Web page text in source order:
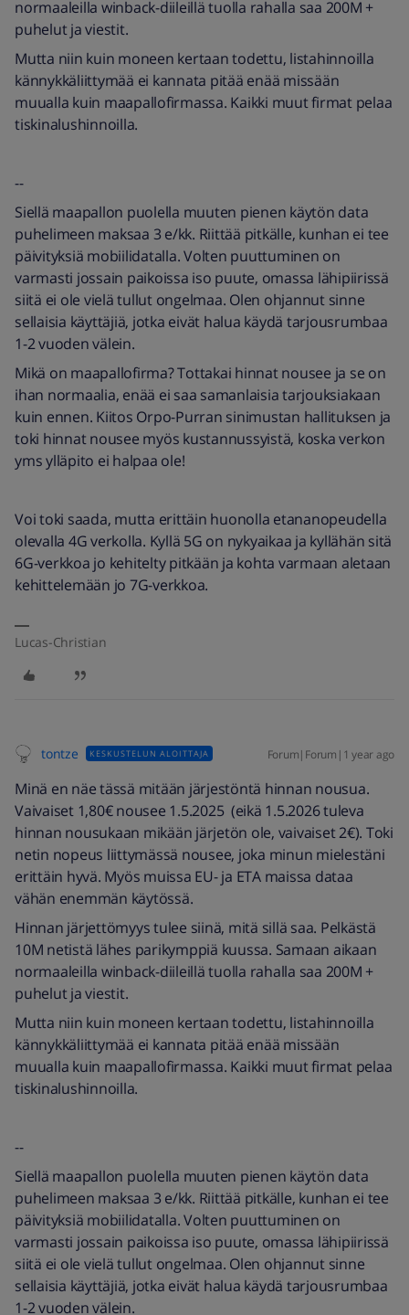
normaaleilla winback-diileillä tuolla rahalla saa 200M +
puhelut ja viestit.
Mutta niin kuin moneen kertaan todettu, listahinnoilla
kännykkäliittymää ei kannata pitää enää missään
muualla kuin maapallofirmassa. Kaikki muut firmat pelaa
tiskinalushinnoilla.
--
Siellä maapallon puolella muuten pienen käytön data
puhelimeen maksaa 3 e/kk. Riittää pitkälle, kunhan ei tee
päivityksiä mobiilidatalla. Volten puuttuminen on
varmasti jossain paikoissa iso puute, omassa lähipiirissä
siitä ei ole vielä tullut ongelmaa. Olen ohjannut sinne
sellaisia käyttäjiä, jotka eivät halua käydä tarjousrumbaa
1-2 vuoden välein.
Mikä on maapallofirma? Tottakai hinnat nousee ja se on
ihan normaalia, enää ei saa samanlaisia tarjouksiakaan
kuin ennen. Kiitos Orpo-Purran sinimustan hallituksen ja
toki hinnat nousee myös kustannussyistä, koska verkon
yms ylläpito ei halpaa ole!
Voi toki saada, mutta erittäin huonolla etananopeudella
olevalla 4G verkolla. Kyllä 5G on nykyaikaa ja kyllähän sitä
6G-verkkoa jo kehitelty pitkään ja kohta varmaan aletaan
kehittelemään jo 7G-verkkoa.
Lucas-Christian
tontze KESKUSTELUN ALOITTAJA Forum|Forum|1 year ago
Minä en näe tässä mitään järjestöntä hinnan nousua.
Vaivaiset 1,80€ nousee 1.5.2025 (eikä 1.5.2026 tuleva
hinnan nousukaan mikään järjetön ole, vaivaiset 2€). Toki
netin nopeus liittymässä nousee, joka minun mielestäni
erittäin hyvä. Myös muissa EU- ja ETA maissa dataa
vähän enemmän käytössä.
Hinnan järjettömyys tulee siinä, mitä sillä saa. Pelkästä
10M netistä lähes parikymppiä kuussa. Samaan aikaan
normaaleilla winback-diileillä tuolla rahalla saa 200M +
puhelut ja viestit.
Mutta niin kuin moneen kertaan todettu, listahinnoilla
kännykkäliittymää ei kannata pitää enää missään
muualla kuin maapallofirmassa. Kaikki muut firmat pelaa
tiskinalushinnoilla.
--
Siellä maapallon puolella muuten pienen käytön data
puhelimeen maksaa 3 e/kk. Riittää pitkälle, kunhan ei tee
päivityksiä mobiilidatalla. Volten puuttuminen on
varmasti jossain paikoissa iso puute, omassa lähipiirissä
siitä ei ole vielä tullut ongelmaa. Olen ohjannut sinne
sellaisia käyttäjiä, jotka eivät halua käydä tarjousrumbaa
1-2 vuoden välein.